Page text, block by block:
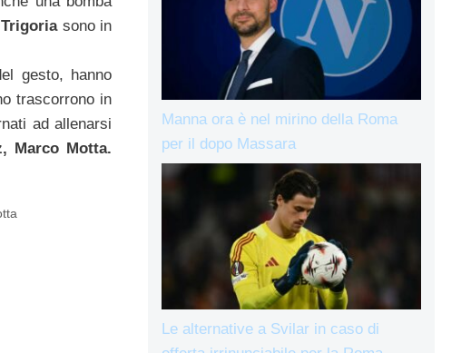
sono in
gesto, hanno
trascorrono in
ad allenarsi
Marco Motta.
Manna ora è nel mirino della Roma
per il dopo Massara
Le alternative a Svilar in caso di